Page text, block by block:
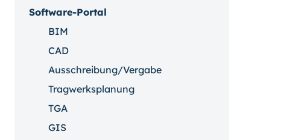
Software-Portal
BIM
CAD
Ausschreibung/Vergabe
Tragwerksplanung
TGA
GIS